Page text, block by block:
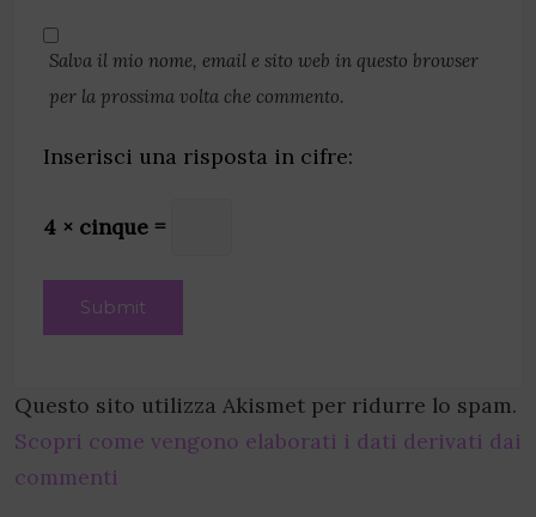
Salva il mio nome, email e sito web in questo browser
per la prossima volta che commento.
Inserisci una risposta in cifre:
4 × cinque =
Questo sito utilizza Akismet per ridurre lo spam.
Scopri come vengono elaborati i dati derivati dai
commenti